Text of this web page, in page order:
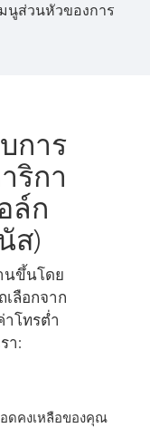
มนูส่วนหัวของการ
การ
ริกา
ล์ก
ส)
นขึ้นโดย
ลือกจาก
าโทรต่ำ
า:
อดคงเหลือของคุณ